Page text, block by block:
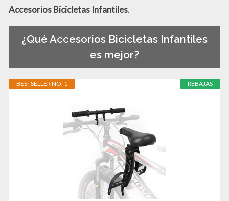
Accesorios Bicicletas Infantiles.
¿Qué Accesorios Bicicletas Infantiles
es mejor?
REBAJAS
BESTSELLER NO. 1